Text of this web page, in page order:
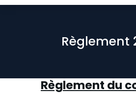
Règlement
Règlement du